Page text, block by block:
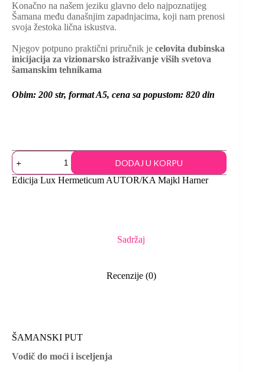
Konačno na našem jeziku glavno delo najpoznatijeg
Šamana među današnjim zapadnjacima, koji nam prenosi
svoja žestoka lična iskustva.
Njegov potpuno praktični priručnik je celovita dubinska
inicijacija za vizionarsko istraživanje viših svetova
šamanskim tehnikama
Obim: 200 str, format A5, cena sa popustom: 820 din
DODAJ U KORPU
Edicija Lux Hermeticum AUTOR/KA Majkl Harner
Sadržaj
Recenzije (0)
ŠAMANSKI PUT
Vodič do moći i isceljenja